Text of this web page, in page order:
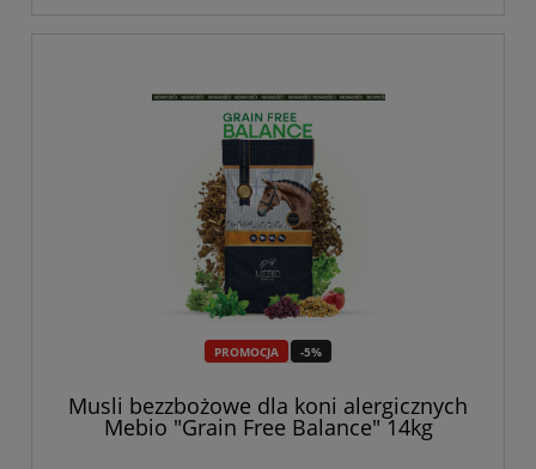
PROMOCJA -5%
Musli bezzbożowe dla koni alergicznych
Mebio "Grain Free Balance" 14kg